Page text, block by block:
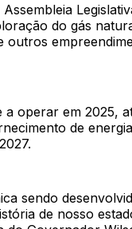
do gás
outros
operar em 2025,
de
sendo
de nosso